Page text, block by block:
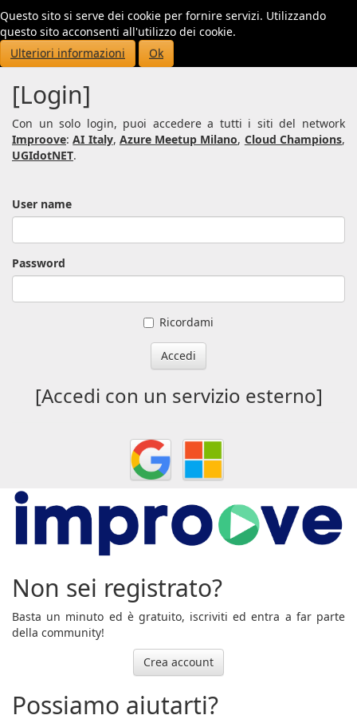
Questo sito si serve dei cookie per fornire servizi. Utilizzando
questo sito acconsenti all'utilizzo dei cookie.
Ulteriori informazioni
Ok
[Login]
Con un solo login, puoi accedere a tutti i siti del network
Improove:AI Italy, Azure Meetup Milano, Cloud Champions,
UGIdotNET.
User name
Password
Ricordami
Accedi
[Accedi con un servizio esterno]
Non sei registrato?
Basta un minuto ed è gratuito, iscriviti ed entra a far parte
della community!
Crea account
Possiamo aiutarti?